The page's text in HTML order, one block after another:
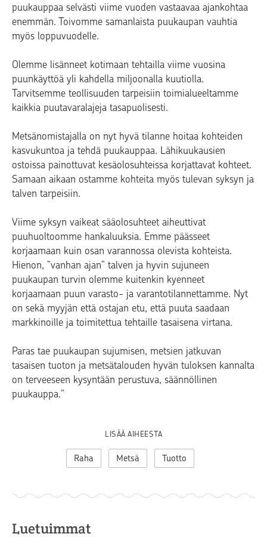
puukauppaa selvästi viime vuoden vastaavaa ajankohtaa
enemmän. Toivomme samanlaista puukaupan vauhtia
myös loppuvuodelle.
Olemme lisänneet kotimaan tehtailla viime vuosina
puunkäyttöä yli kahdella miljoonalla kuutiolla.
Tarvitsemme teollisuuden tarpeisiin toimialueeltamme
kaikkia puutavaralajeja tasapuolisesti.
Metsänomistajalla on nyt hyvä tilanne hoitaa kohteiden
kasvukuntoa ja tehdä puukauppaa. Lähikuukausien
ostoissa painottuvat kesäolosuhteissa korjattavat kohteet.
Samaan aikaan ostamme kohteita myös tulevan syksyn ja
talven tarpeisiin.
Viime syksyn vaikeat sääolosuhteet aiheuttivat
puuhuoltoomme hankaluuksia. Emme päässeet
korjaamaan kuin osan varannossa olevista kohteista.
Hienon, ”vanhan ajan” talven ja hyvin sujuneen
puukaupan turvin olemme kuitenkin kyenneet
korjaamaan puun varasto- ja varantotilannettamme. Nyt
on sekä myyjän että ostajan etu, että puuta saadaan
markkinoille ja toimitettua tehtaille tasaisena virtana.
Paras tae puukaupan sujumisen, metsien jatkuvan
tasaisen tuoton ja metsätalouden hyvän tuloksen kannalta
on terveeseen kysyntään perustuva, säännöllinen
puukauppa.”
LISÄÄ AIHEESTA
Raha Metsä Tuotto
Luetuimmat